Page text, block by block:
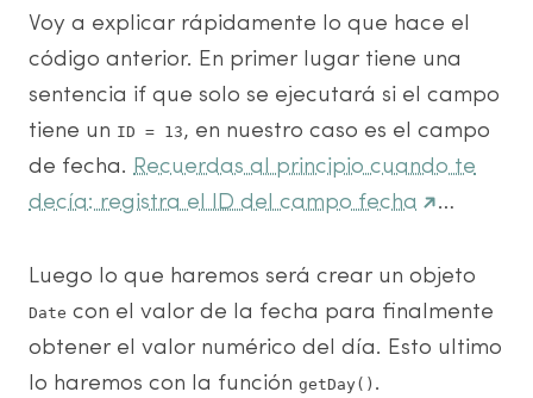
Voy a explicar rápidamente lo que hace el
código anterior. En primer lugar tiene una
sentencia if que solo se ejecutará si el campo
tiene un ID = 13, en nuestro caso es el campo
de fecha. Recuerdas al principio cuando te
decía: registra el ID del campo fecha
…
Luego lo que haremos será crear un objeto
Date con el valor de la fecha para finalmente
obtener el valor numérico del día. Esto ultimo
lo haremos con la función getDay() .